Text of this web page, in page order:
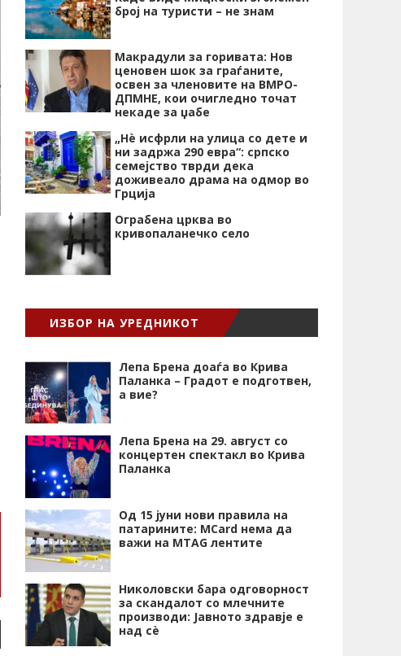
број на туристи – не знам
Макрадули за горивата: Нов
ценовен шок за граѓаните,
освен за членовите на ВМРО-
ДПМНЕ, кои очигледно точат
некаде за џабе
„Нѐ исфрли на улица со дете и
ни задржа 290 евра“: српско
семејство тврди дека
доживеало драма на одмор во
Грција
Ограбена црква во
кривопаланечко село
ИЗБОР НА УРЕДНИКОТ
Лепа Брена доаѓа во Крива
Паланка – Градот е подготвен,
а вие?
Лепа Брена на 29. август со
концертен спектакл во Крива
Паланка
Од 15 јуни нови правила на
патарините: MCard нема да
важи на MTAG лентите
Николовски бара одговорност
за скандалот со млечните
производи: Јавното здравје е
над сѐ